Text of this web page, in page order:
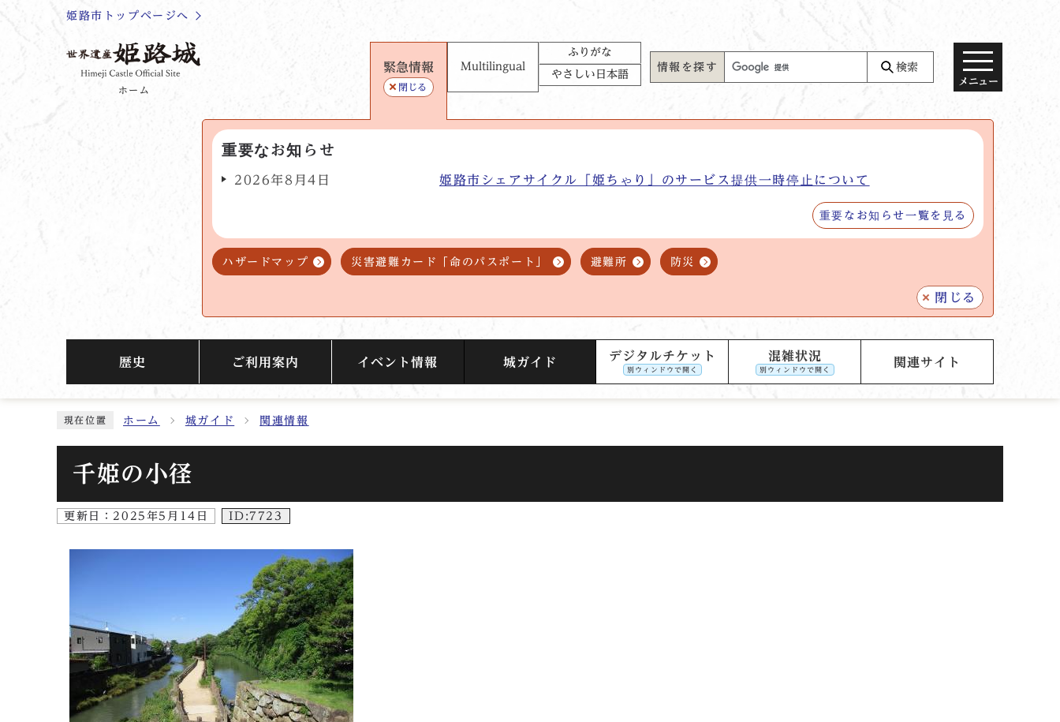
姫路市トップページへ
ホーム
緊急情報
閉じる
重要なお知らせ
2026年8月4日 姫路市シェアサイクル「姫ちゃり」のサービス提供一時停止について
重要なお知らせ一覧を見る
ハザードマップ 災害避難カード「命のパスポート」 避難所 防災
閉じる
Multilingual
ふりがな
やさしい日本語
情報を探す 検索
メニュー
歴史 ご利用案内 イベント情報 城ガイド デジタルチケット
別ウィンドウで開く
混雑状況
別ウィンドウで開く
関連サイト
現在位置 ホーム 城ガイド 関連情報
千姫の小径
更新日： 2025年5月14日 ID:7723